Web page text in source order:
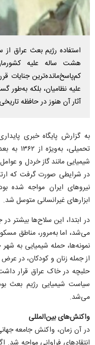
استفاده رژیم بعث عراق
هشت ساله علیه
کم‌پاسخ‌مانده‌ترین جنایات
علیه نظامیان، بلکه به‌طور
آثار آن هنوز در حافظه
به گزارش پایگاه خبری
شیمیایی مانند گاز خردل و
در شرایطی صورت گرفت که
نیرو‌های ایران مواجه شده
ابزار‌های غیرانسانی متوسل شد.
در ابتدا، این سلاح‌ها بیشتر در
می‌شد، اما به‌مرور، مناطق
از جمله زنان و کودکان، در
حلبچه در خاک عراق قرار
سیاست شیمیایی رژیم بعث
می‌شد.
واکنش‌های بین‌المللی
در آن زمان، واکنش جامعه